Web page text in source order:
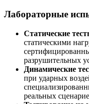
Лабораторные
Статические
статическими
разрушительных
Динамические
при ударных
реальных